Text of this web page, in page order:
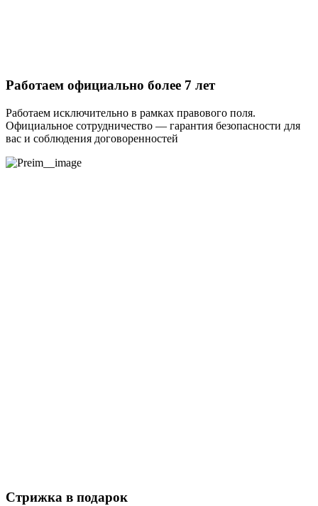
Работаем официально более 7 лет
Работаем исключительно в рамках правового поля.
Официальное сотрудничество — гарантия безопасности для
вас и соблюдения договоренностей
Стрижка в подарок